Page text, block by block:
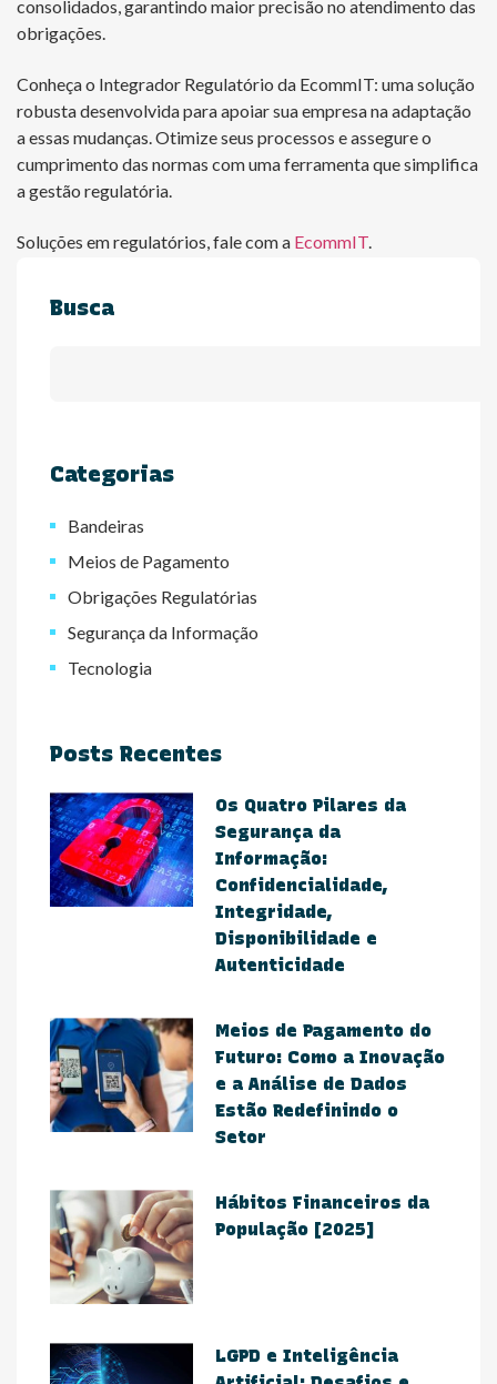
consolidados, garantindo maior precisão no atendimento das
obrigações.
Conheça o Integrador Regulatório da EcommIT: uma solução
robusta desenvolvida para apoiar sua empresa na adaptação
a essas mudanças. Otimize seus processos e assegure o
cumprimento das normas com uma ferramenta que simplifica
a gestão regulatória.
Soluções em regulatórios, fale com a EcommIT.
Busca
Categorias
Bandeiras
Meios de Pagamento
Obrigações Regulatórias
Segurança da Informação
Tecnologia
Posts Recentes
Os Quatro Pilares da
Segurança da
Informação:
Confidencialidade,
Integridade,
Disponibilidade e
Autenticidade
Meios de Pagamento do
Futuro: Como a Inovação
e a Análise de Dados
Estão Redefinindo o
Setor​
Hábitos Financeiros da
População [2025]
​LGPD e Inteligência